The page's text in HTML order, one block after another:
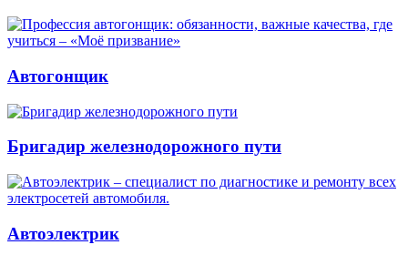
Автогонщик
Бригадир железнодорожного пути
Автоэлектрик